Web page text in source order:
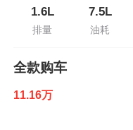
1.6L
排量
7.5L
油耗
全款购车
11.16万